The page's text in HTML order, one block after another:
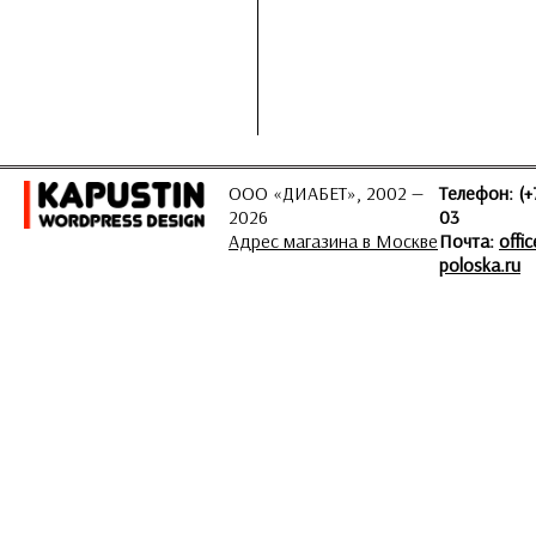
ООО «ДИАБЕТ», 2002 —
2026
Адрес магазина в Москве
Телефон:
03
Почта:
poloska.ru